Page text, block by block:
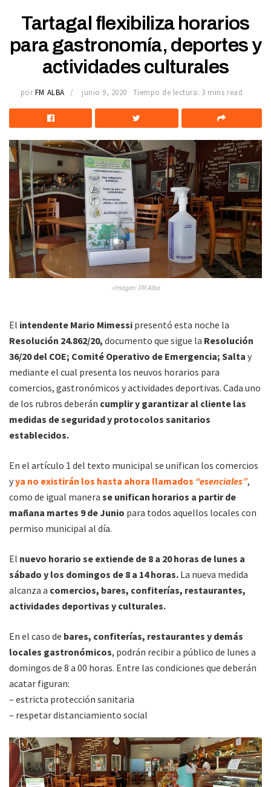
Tartagal flexibiliza horarios
para gastronomía, deportes y
actividades culturales
por FM ALBA junio 9, 2020 Tiempo de lectura: 3 mins read
»Imagen: FM Alba
El intendente Mario Mimessi presentó esta noche la
Resolución 24.862/20, documento que sigue la Resolución
36/20 del COE; Comité Operativo de Emergencia; Salta y
mediante el cual presenta los neuvos horarios para
comercios, gastronómicos y actividades deportivas. Cada uno
de los rubros deberán cumplir y garantizar al cliente las
medidas de seguridad y protocolos sanitarios
establecidos.
En el artículo 1 del texto municipal se unifican los comercios
yya no existirán los hasta ahora llamados “esenciales”,
como de igual manera se unifican horarios a partir de
mañana martes 9 de Junio para todos aquellos locales con
permiso municipal al día.
El nuevo horario se extiende de 8 a 20 horas de lunes a
sábado y los domingos de 8 a 14 horas. La nueva medida
alcanza a comercios, bares, confiterías, restaurantes,
actividades deportivas y culturales.
En el caso de bares, confiterías, restaurantes y demás
locales gastronómicos, podrán recibir a público de lunes a
domingos de 8 a 00 horas. Entre las condiciones que deberán
acatar figuran:
– estricta protección sanitaria
– respetar distanciamiento social